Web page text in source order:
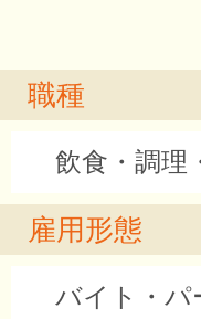
職種
飲食・調理
雇用形態
バイト・パ